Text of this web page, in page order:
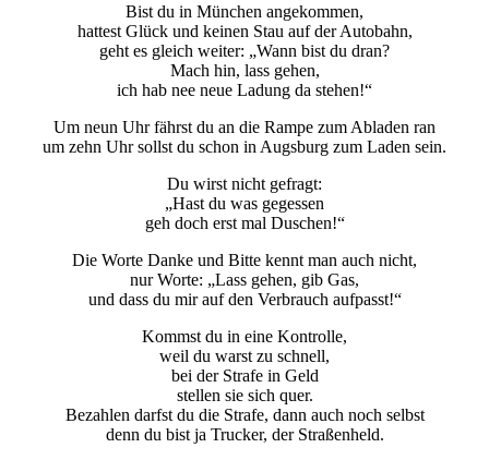
Bist du in München angekommen,
hattest Glück und keinen Stau auf der Autobahn,
geht es gleich weiter: „Wann bist du dran?
Mach hin, lass gehen,
ich hab nee neue Ladung da stehen!“
Um neun Uhr fährst du an die Rampe zum Abladen ran
um zehn Uhr sollst du schon in Augsburg zum Laden sein.
Du wirst nicht gefragt:
„Hast du was gegessen
geh doch erst mal Duschen!“
Die Worte Danke und Bitte kennt man auch nicht,
nur Worte: „Lass gehen, gib Gas,
und dass du mir auf den Verbrauch aufpasst!“
Kommst du in eine Kontrolle,
weil du warst zu schnell,
bei der Strafe in Geld
stellen sie sich quer.
Bezahlen darfst du die Strafe, dann auch noch selbst
denn du bist ja Trucker, der Straßenheld.